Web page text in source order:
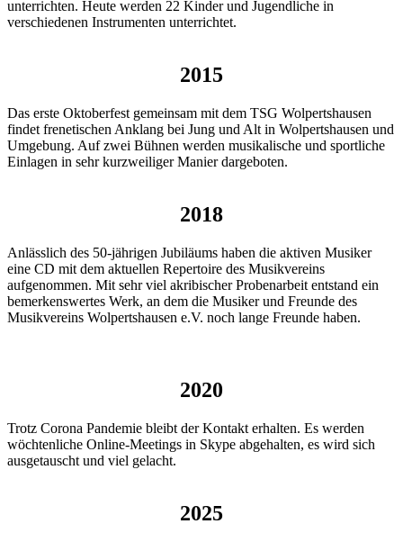
unterrichten. Heute werden 22 Kinder und Jugendliche in
verschiedenen Instrumenten unterrichtet.
2015
Das erste Oktoberfest gemeinsam mit dem TSG Wolpertshausen
findet frenetischen Anklang bei Jung und Alt in Wolpertshausen und
Umgebung. Auf zwei Bühnen werden musikalische und sportliche
Einlagen in sehr kurzweiliger Manier dargeboten.
2018
Anlässlich des 50-jährigen Jubiläums haben die aktiven Musiker
eine CD mit dem aktuellen Repertoire des Musikvereins
aufgenommen. Mit sehr viel akribischer Probenarbeit entstand ein
bemerkenswertes Werk, an dem die Musiker und Freunde des
Musikvereins Wolpertshausen e.V. noch lange Freunde haben.
2020
Trotz Corona Pandemie bleibt der Kontakt erhalten. Es werden
wöchtenliche Online-Meetings in Skype abgehalten, es wird sich
ausgetauscht und viel gelacht.
2025